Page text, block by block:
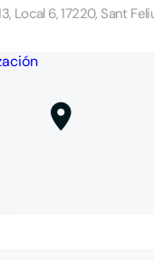
Local 6, 17220, Sant